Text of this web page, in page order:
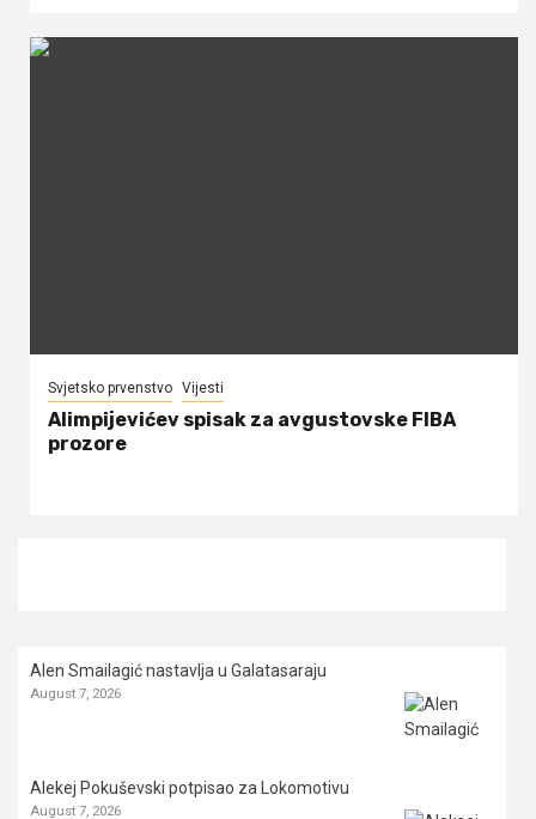
Svjetsko prvenstvo Vijesti
Alimpijevićev spisak za avgustovske FIBA
prozore
Alen Smailagić nastavlja u Galatasaraju
August 7, 2026
Alekej Pokuševski potpisao za Lokomotivu
August 7, 2026